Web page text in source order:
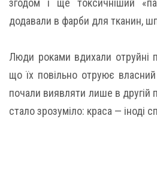
згодом і ще токсичніший
додавали в фарби для тканин,
Люди роками вдихали отруйні
що їх повільно отруює
почали виявляти лише в другій
стало зрозуміло: краса — іноді